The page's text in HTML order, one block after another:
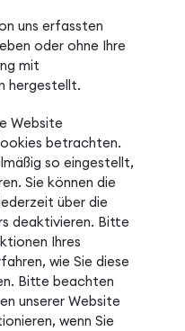
uns erfassten
oder ohne Ihre
mit
hergestellt.
Website
betrachten.
so eingestellt,
Sie können die
über die
deaktivieren. Bitte
Ihres
wie Sie diese
Bitte beachten
unserer Website
wenn Sie